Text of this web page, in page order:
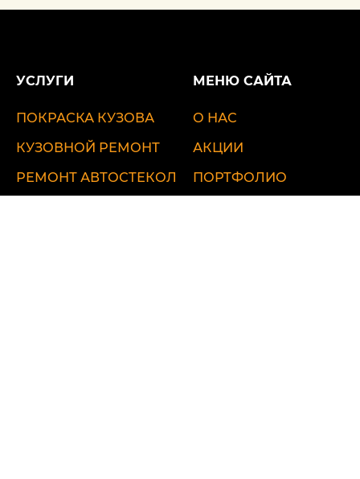
УСЛУГИ
ПОКРАСКА КУЗОВА
КУЗОВНОЙ РЕМОНТ
РЕМОНТ АВТОСТЕКОЛ
МЕНЮ САЙТА
О НАС
АКЦИИ
ПОРТФОЛИО